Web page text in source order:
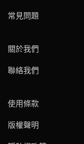
常見問題
關於我們
聯絡我們
使用條款
版權聲明